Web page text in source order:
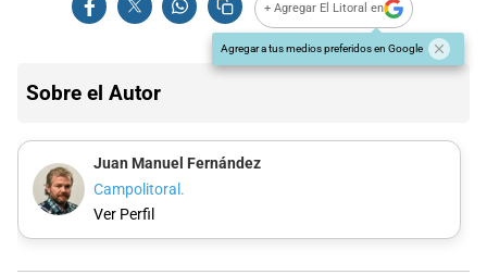
+ Agregar El Litoral en
Agregar a tus medios preferidos en Google
Sobre el Autor
Juan Manuel Fernández
Campolitoral.
Ver Perfil